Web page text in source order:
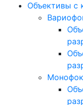
Объективы с